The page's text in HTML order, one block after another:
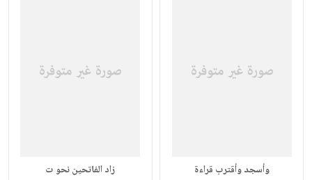
وأسجد وأقترب قراءة زاد الفاتحين نحو ت